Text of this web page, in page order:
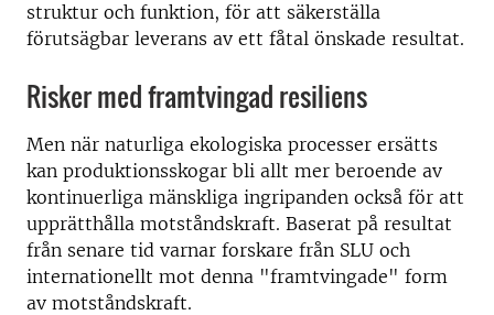
struktur och funktion, för att säkerställa
förutsägbar leverans av ett fåtal önskade resultat.
Risker med framtvingad resiliens
Men när naturliga ekologiska processer ersätts
kan produktionsskogar bli allt mer beroende av
kontinuerliga mänskliga ingripanden också för att
upprätthålla motståndskraft. Baserat på resultat
från senare tid varnar forskare från SLU och
internationellt mot denna "framtvingade" form
av motståndskraft.